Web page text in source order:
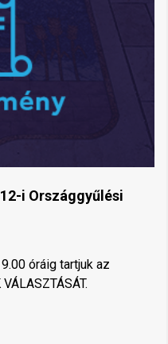
i Országgyűlési
óráig tartjuk az